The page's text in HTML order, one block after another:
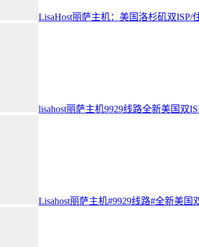
LisaHost丽萨主机：美国洛杉矶双ISP/
lisahost丽萨主机9929线路全新美国双
Lisahost丽萨主机#9929线路#全新美